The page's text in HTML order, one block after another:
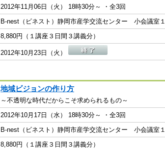
2012年11月06日（火） 18時30分～ ・全3回
B-nest（ビネスト）静岡市産学交流センター 小会議室１
8,880円（１講座３日間３講義分）
2012年10月23日（火）
地域ビジョンの作り方
～不透明な時代だからこそ求められるもの～
2012年10月17日（水） 18時30分～ ・全3回
B-nest（ビネスト）静岡市産学交流センター 小会議室１
8,880円（１講座３日間３講義分）